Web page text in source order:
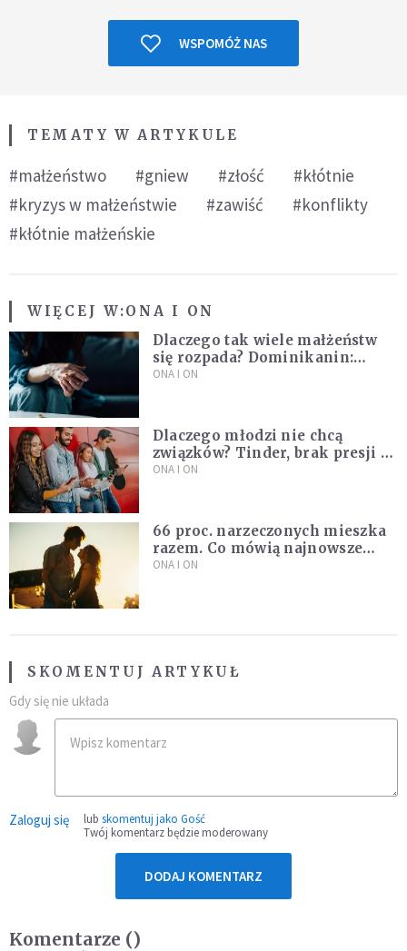
WSPOMÓŻ NAS
TEMATY W ARTYKULE
#małżeństwo #gniew #złość
#kłótnie
#kryzys w małżeństwie
#zawiść
#konflikty
#kłótnie małżeńskie
WIĘCEJ W:ONA I ON
Dlaczego tak wiele małżeństw
się rozpada? Dominikanin:
Dążymy do dziecięcego
ONA I ON
Dlaczego młodzi nie chcą
związków? Tinder, brak presji i
nowe podejście do miłości
ONA I ON
66 proc. narzeczonych mieszka
razem. Co mówią najnowsze
badania ISKK?
ONA I ON
SKOMENTUJ ARTYKUŁ
Gdy się nie układa
Zaloguj się lub skomentuj jako Gość
Twój komentarz będzie moderowany
DODAJ KOMENTARZ
Komentarze ()